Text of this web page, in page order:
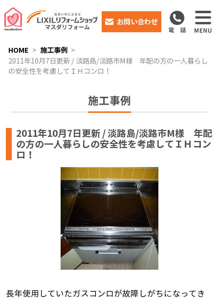
お問い合わせ
HOME
施工事例
2011年10月7日更新 / 淡路島/淡路市M様 年配の方の一人暮らし
の安全性を考慮してＩＨコンロ！
施工事例
2011年10月7日更新 / 淡路島/淡路市M様 年配
の方の一人暮らしの安全性を考慮してＩＨコン
ロ！
長年使用していたガスコンロが故障しがちになってき